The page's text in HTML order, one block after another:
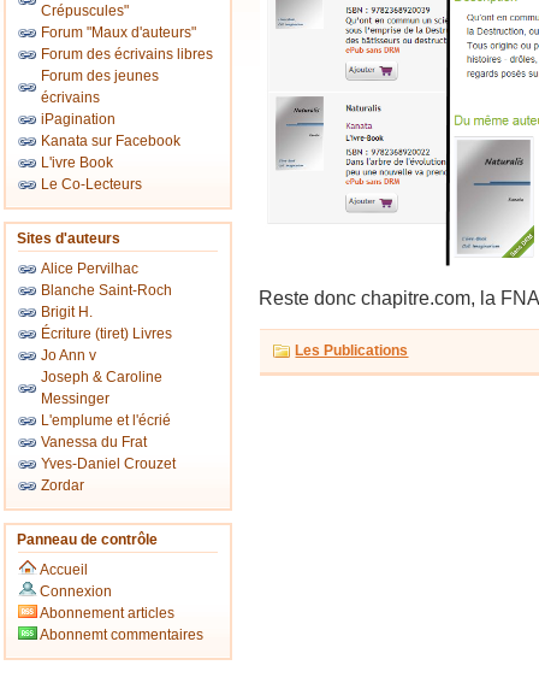
Crépuscules"
Forum "Maux d'auteurs"
Forum des écrivains libres
Forum des jeunes
écrivains
iPagination
Kanata sur Facebook
L'ivre Book
Le Co-Lecteurs
Sites d'auteurs
Alice Pervilhac
Blanche Saint-Roch
Brigit H.
Écriture (tiret) Livres
Jo Ann v
Joseph & Caroline
Messinger
L'emplume et l'écrié
Vanessa du Frat
Yves-Daniel Crouzet
Zordar
Panneau de contrôle
Accueil
Connexion
Abonnement articles
Abonnemt commentaires
Reste donc chapitre.com, la
Les Publications